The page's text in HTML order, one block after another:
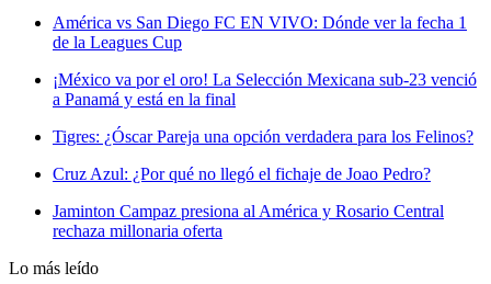
América vs San Diego FC EN VIVO: Dónde ver la fecha 1
de la Leagues Cup
¡México va por el oro! La Selección Mexicana sub-23 venció
a Panamá y está en la final
Tigres: ¿Óscar Pareja una opción verdadera para los Felinos?
Cruz Azul: ¿Por qué no llegó el fichaje de Joao Pedro?
Jaminton Campaz presiona al América y Rosario Central
rechaza millonaria oferta
Lo más leído